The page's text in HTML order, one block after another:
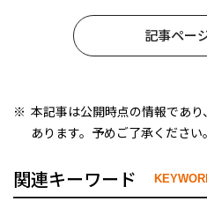
記事ペー
本記事は公開時点の情報であ
あります。予めご了承ください。
関連キーワード